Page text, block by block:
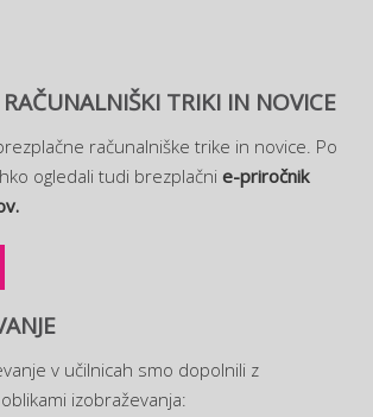
TRIKI IN NOVICE
računalniške trike in novice. Po
ogledali tudi brezplačni e-priročnik
v učilnicah smo dopolnili z
izobraževanja: